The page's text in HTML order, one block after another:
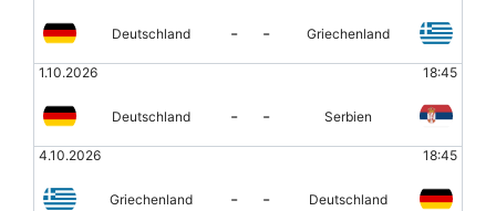
Deutschland - - Griechenland
1.10.2026 18:45
Deutschland - - Serbien
4.10.2026 18:45
Griechenland - - Deutschland